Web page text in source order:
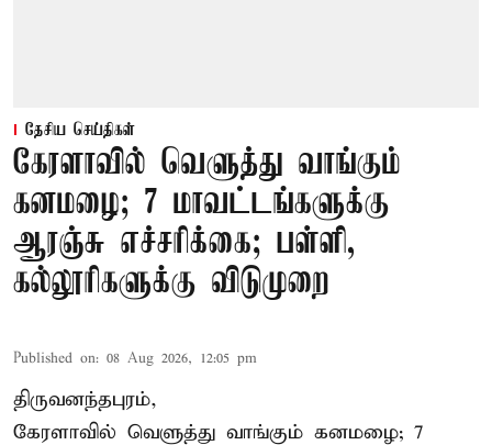
தேசிய செய்திகள்
கேரளாவில் வெளுத்து வாங்கும்
கனமழை; 7 மாவட்டங்களுக்கு
ஆரஞ்சு எச்சரிக்கை; பள்ளி,
கல்லூரிகளுக்கு விடுமுறை
Published on: 08 Aug 2026, 12:05 pm
திருவனந்தபுரம்,
கேரளாவில் வெளுத்து வாங்கும் கனமழை; 7